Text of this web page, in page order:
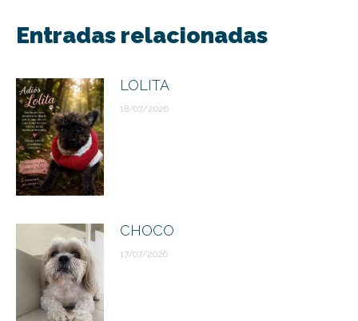
entre
Entradas relacionadas
LOLITA
18/07/2026
CHOCO
17/07/2026